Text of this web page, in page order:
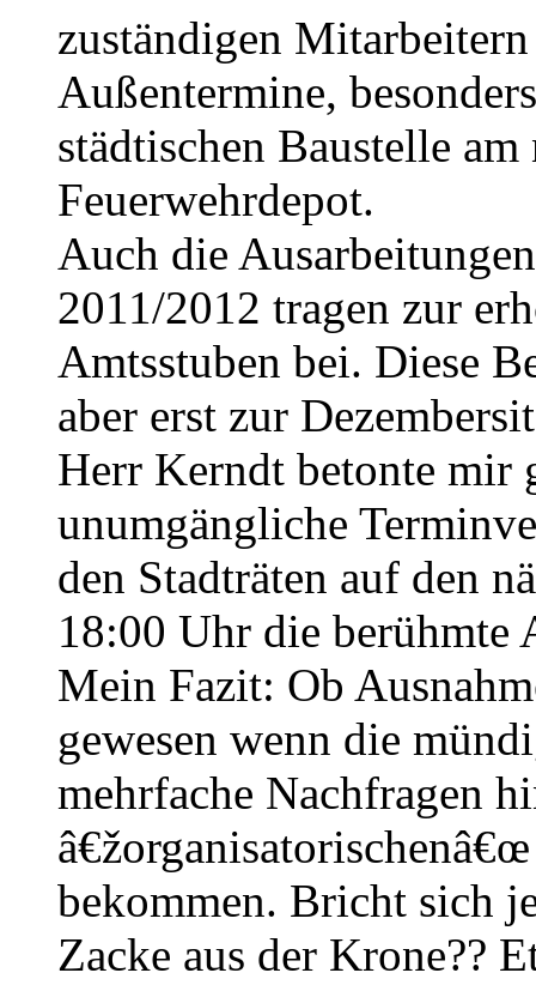
zuständigen
Außentermine,
städtischen Baustelle
Feuerwehrdepot.
Auch die
2011/2012 tragen zur
Amtsstuben bei. Diese
aber erst zur
Herr Kerndt betonte mir
unumgängliche
den Stadträten auf den
18:00 Uhr die berühmte
Mein Fazit: Ob
gewesen wenn die
mehrfache Nachfragen
bekommen. Bricht sich
Zacke aus der Krone??